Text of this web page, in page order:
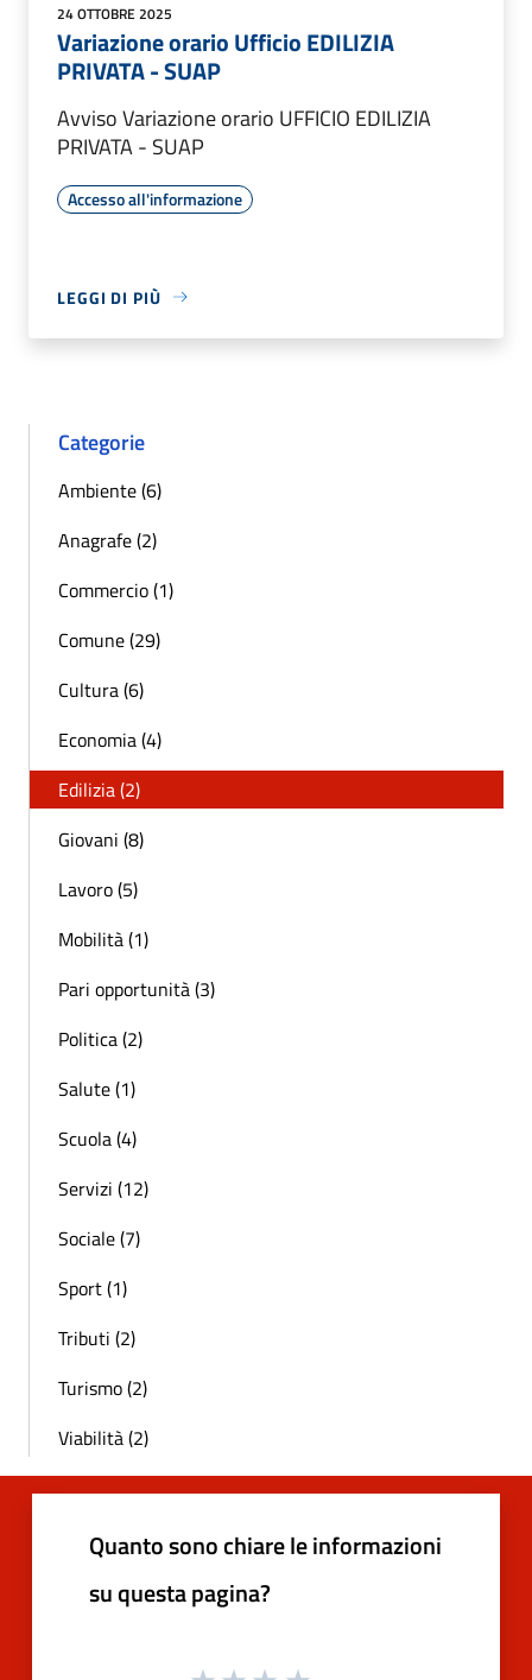
24 OTTOBRE 2025
Variazione orario Ufficio EDILIZIA
PRIVATA - SUAP
Avviso Variazione orario UFFICIO EDILIZIA
PRIVATA - SUAP
Accesso all'informazione
LEGGI DI PIÙ
Categorie
Ambiente (6)
Anagrafe (2)
Commercio (1)
Comune (29)
Cultura (6)
Economia (4)
Edilizia (2)
Giovani (8)
Lavoro (5)
Mobilità (1)
Pari opportunità (3)
Politica (2)
Salute (1)
Scuola (4)
Servizi (12)
Sociale (7)
Sport (1)
Tributi (2)
Turismo (2)
Viabilità (2)
Quanto sono chiare le informazioni
su questa pagina?